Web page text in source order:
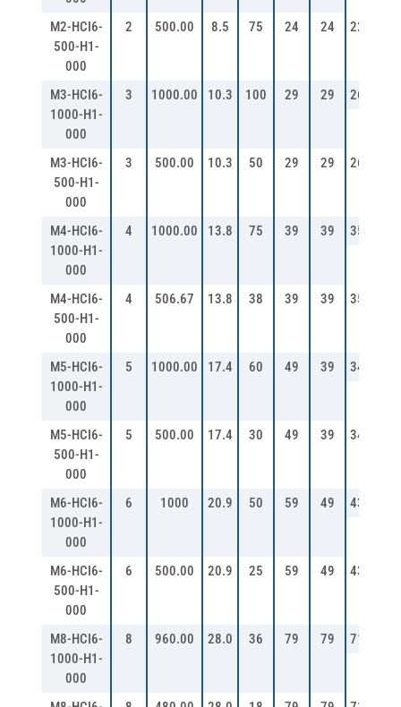
M2-HCI6-
500-H1-
000
2 500.00 8.5 75 24 24 22
M3-HCI6-
1000-H1-
000
3 1000.00 10.3 100 29 29 26
M3-HCI6-
500-H1-
000
3 500.00 10.3 50 29 29 26
M4-HCI6-
1000-H1-
000
4 1000.00 13.8 75 39 39 35
M4-HCI6-
500-H1-
000
4 506.67 13.8 38 39 39 35
M5-HCI6-
1000-H1-
000
5 1000.00 17.4 60 49 39 34
M5-HCI6-
500-H1-
000
5 500.00 17.4 30 49 39 34
M6-HCI6-
1000-H1-
000
6 1000 20.9 50 59 49 43
M6-HCI6-
500-H1-
000
6 500.00 20.9 25 59 49 43
M8-HCI6-
1000-H1-
000
8 960.00 28.0 36 79 79 71